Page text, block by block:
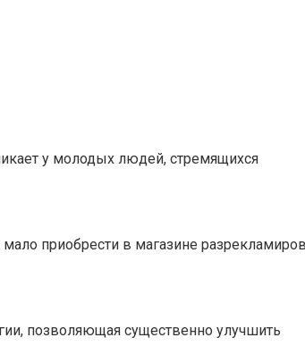
у молодых людей, стремящихся
приобрести в магазине
позволяющая существенно улучшить